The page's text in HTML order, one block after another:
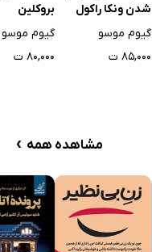
شدن ونکا راکول
گیوم موسو
۸۵,۰۰۰ ت
بروکلین
گیوم موسو
۸۰,۰۰۰ ت
مشاهده همه ›